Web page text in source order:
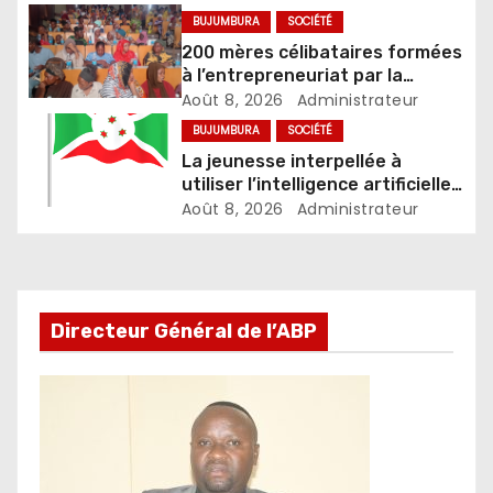
de sorcellerie
BUJUMBURA SOCIÉTÉ
200 mères célibataires formées
à l’entrepreneuriat par la
Fondation Umugiraneza et
l’OPDD
Août 8, 2026 Administrateur
BUJUMBURA SOCIÉTÉ
La jeunesse interpellée à
utiliser l’intelligence artificielle
de façon responsable
Août 8, 2026 Administrateur
Directeur Général de l’ABP